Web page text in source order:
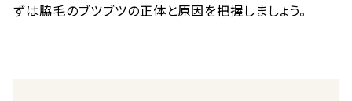
ずは脇毛のブツブツの正体と原因を把握しましょう。